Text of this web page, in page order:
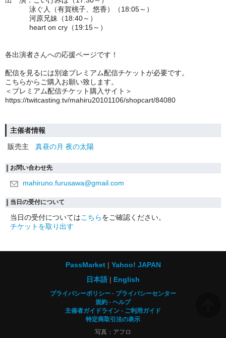
泳ぐ人（有賀桃子、悠香）（18:05～）
河原兄妹（18:40～）
heart on cry（19:15～）
各出演者さんへの応援ページです！
配信を見るには別途プレミアム配信チケットが必要です。
こちらからご購入お願い致します。
＜プレミアム配信チケット購入サイト＞
https://twitcasting.tv/mahiru20101106/shopcart/84080
主催者情報
販売主
真昼の月 夜の太陽
お問い合わせ先
mahiruno.furusawa@gmail.com
当日の受付について
当日の受付についてはこちらをご確認ください。
チケットを取り出す
PassMarket
Yahoo! JAPAN
日本語
English
プライバシーポリシー
プライバシーセンター
規約
ヘルプ
主催者ガイドライン
ご利用ガイド
特定商取引法の表示
写真：アフロ